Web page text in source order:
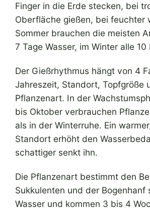
Finger in die Erde stecken, bei
Oberfläche gießen, bei feuchter
Sommer brauchen die meisten
7 Tage Wasser, im Winter alle 10
Der Gießrhythmus hängt von 4
Jahreszeit, Standort, Topfgröße
Pflanzenart. In der
bis Oktober verbrauchen
als in der Winterruhe. Ein
Standort erhöht den
schattiger senkt ihn.
Die Pflanzenart bestimmt den
Sukkulenten und der Bogenhanf
Wasser und kommen 3 bis 4